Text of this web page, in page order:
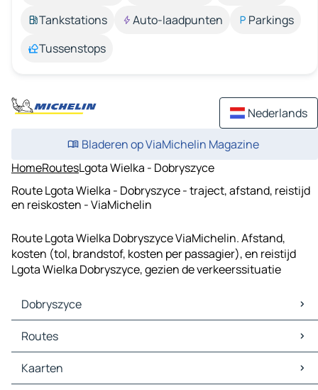
Tankstations
Auto-laadpunten
Parkings
Tussenstops
Nederlands
Bladeren op ViaMichelin Magazine
HomeRoutesLgota Wielka - Dobryszyce
Route Lgota Wielka - Dobryszyce - traject, afstand, reistijd
en reiskosten - ViaMichelin
Route Lgota Wielka Dobryszyce ViaMichelin. Afstand,
kosten (tol, brandstof, kosten per passagier), en reistijd
Lgota Wielka Dobryszyce, gezien de verkeerssituatie
Dobryszyce
Dobryszyce Kaarten
Dobryszyce Verkeer
Dobryszyce Hotels
Dobryszyce Restaurants
Routes
Routes Dobryszyce - Radomsko
Routes Dobryszyce - Lgota Wielka
Kaarten